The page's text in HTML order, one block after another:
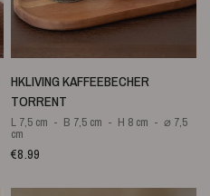
SCHNELLANSICHT
HKLIVING KAFFEEBECHER
TORRENT
L 7,5 cm B 7,5 cm H 8 cm ⌀ 7,5
cm
€8.99